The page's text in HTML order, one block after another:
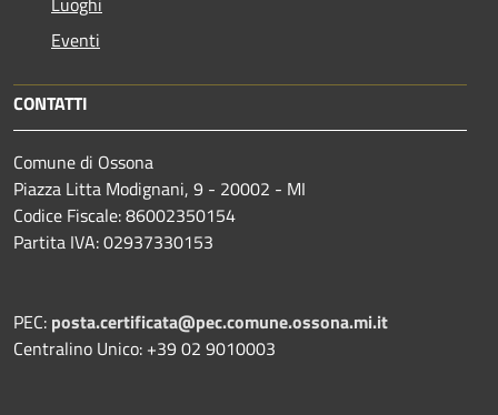
Eventi
CONTATTI
Comune di Ossona
Piazza Litta Modignani, 9 - 20002 - MI
Codice Fiscale: 86002350154
Partita IVA: 02937330153
PEC: posta.certificata@pec.comune.ossona.mi.it
Centralino Unico: +39 02 9010003